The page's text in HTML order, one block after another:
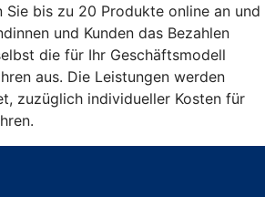
Sie bis zu 20 Produkte online an und
und Kunden das Bezahlen
die für Ihr Geschäftsmodell
aus. Die Leistungen werden
zuzüglich individueller Kosten für